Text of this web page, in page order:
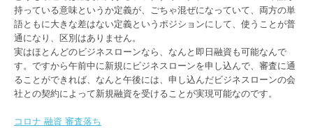
持っている意味というか定義が、ごちゃ混ぜになっていて、両方の単
語ともに大きな差はない定義というポジションにして、使うことが普
通になり、区別はありません。
実はほとんどのビジネスローンなら、なんと即日融資も可能なんで
す。ですから午前中に新規にビジネスローンを申し込んで、審査に通
ることができれば、なんと午後には、申し込んだビジネスローンの会
社との契約によって新規融資を受けることが実現可能なのです。
コロナ 融資 審査落ち